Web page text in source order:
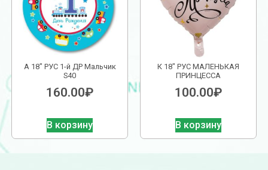
А 18″ РУС 1-й ДР Мальчик
S40
160.00₽
В корзину
К 18″ РУС МАЛЕНЬКАЯ
ПРИНЦЕССА
100.00₽
В корзину